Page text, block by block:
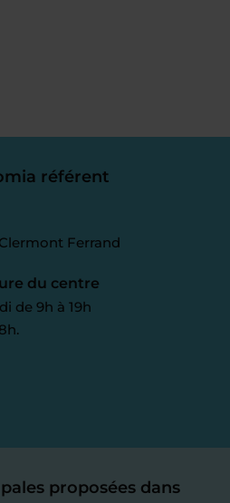
référent
Ferrand
du centre
de 9h à 19h
proposées dans